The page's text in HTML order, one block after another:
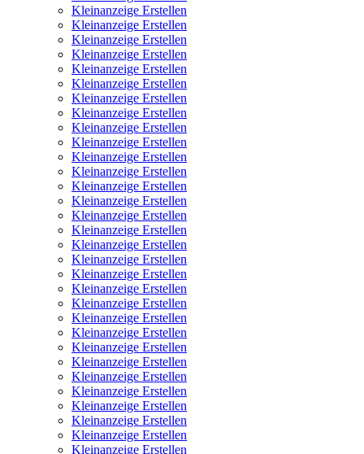
Kleinanzeige Erstellen
Kleinanzeige Erstellen
Kleinanzeige Erstellen
Kleinanzeige Erstellen
Kleinanzeige Erstellen
Kleinanzeige Erstellen
Kleinanzeige Erstellen
Kleinanzeige Erstellen
Kleinanzeige Erstellen
Kleinanzeige Erstellen
Kleinanzeige Erstellen
Kleinanzeige Erstellen
Kleinanzeige Erstellen
Kleinanzeige Erstellen
Kleinanzeige Erstellen
Kleinanzeige Erstellen
Kleinanzeige Erstellen
Kleinanzeige Erstellen
Kleinanzeige Erstellen
Kleinanzeige Erstellen
Kleinanzeige Erstellen
Kleinanzeige Erstellen
Kleinanzeige Erstellen
Kleinanzeige Erstellen
Kleinanzeige Erstellen
Kleinanzeige Erstellen
Kleinanzeige Erstellen
Kleinanzeige Erstellen
Kleinanzeige Erstellen
Kleinanzeige Erstellen
Kleinanzeige Erstellen